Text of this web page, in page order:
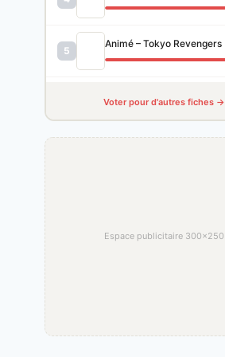
5
Animé – Tokyo Revengers
Voter pour d'autres fiches →
Espace publicitaire 300×250